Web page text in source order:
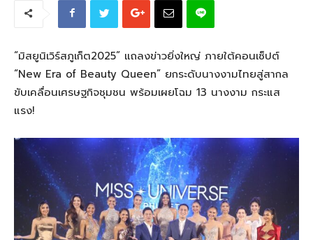
“มิสยูนิเวิร์สภูเก็ต2025” แถลงข่าวยิ่งใหญ่ ภายใต้คอนเซ็ปต์
“New Era of Beauty Queen” ยกระดับนางงามไทยสู่สากล
ขับเคลื่อนเศรษฐกิจชุมชน พร้อมเผยโฉม 13 นางงาม กระแส
แรง!